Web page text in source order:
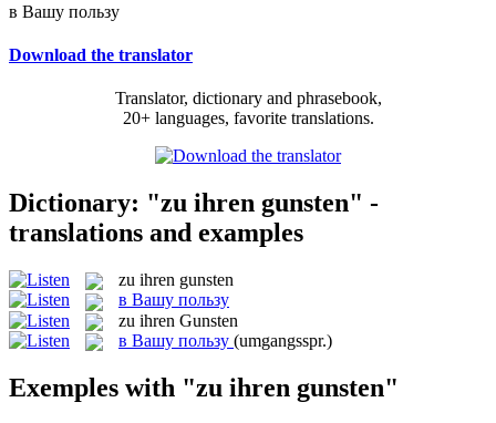
в Вашу пользу
Download the translator
Translator, dictionary and phrasebook,
20+ languages, favorite translations.
Dictionary: "zu ihren gunsten" -
translations and examples
zu ihren gunsten
в Вашу пользу
zu ihren Gunsten
в Вашу пользу (umgangsspr.)
Exemples with "zu ihren gunsten"